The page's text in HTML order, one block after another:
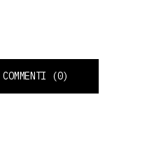
(0)